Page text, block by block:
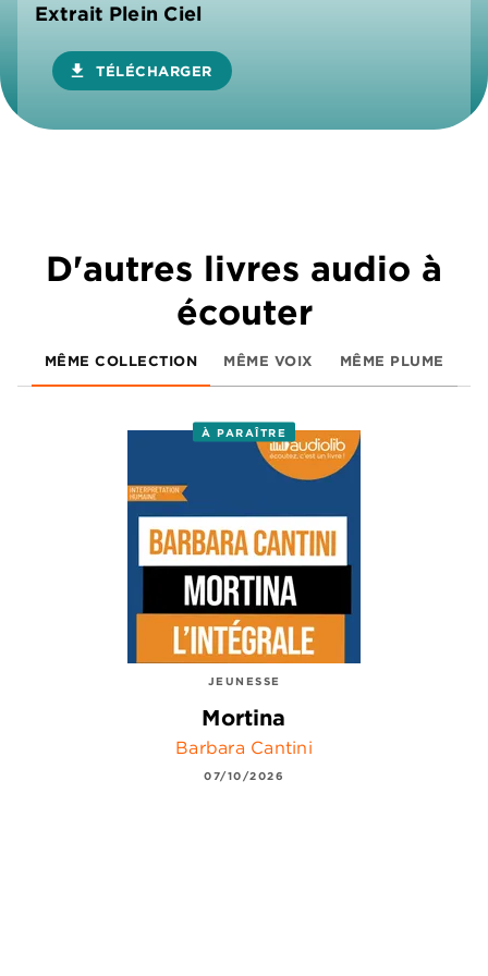
Extrait Plein Ciel
download TÉLÉCHARGER
D'autres livres audio à
écouter
MÊME COLLECTION MÊME VOIX MÊME PLUME
À PARAÎTRE
JEUNESSE
Mortina
Barbara Cantini
07/10/2026